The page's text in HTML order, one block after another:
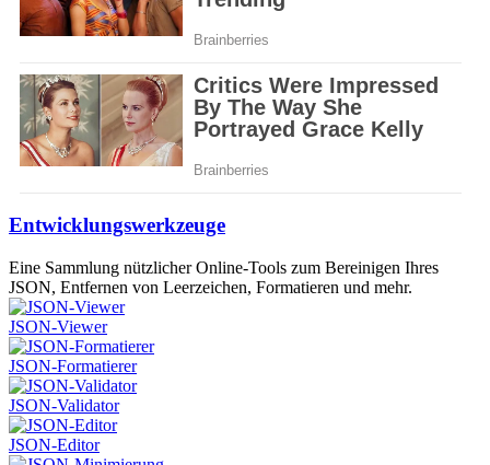
Entwicklungswerkzeuge
Eine Sammlung nützlicher Online-Tools zum Bereinigen Ihres
JSON, Entfernen von Leerzeichen, Formatieren und mehr.
JSON-Viewer
JSON-Formatierer
JSON-Validator
JSON-Editor